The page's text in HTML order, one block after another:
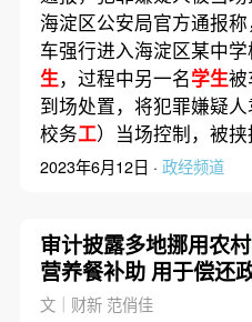
海淀区公安局官方通报
车强行进入海淀区某中
生，过程中另一名学生
到场处置，将犯罪嫌疑
校务工）当场控制，被挟
2023年6月12日 · 政经频道
审计披露多地挪用农村
营养餐补助 用于偿还
务
文｜财新 范俏佳